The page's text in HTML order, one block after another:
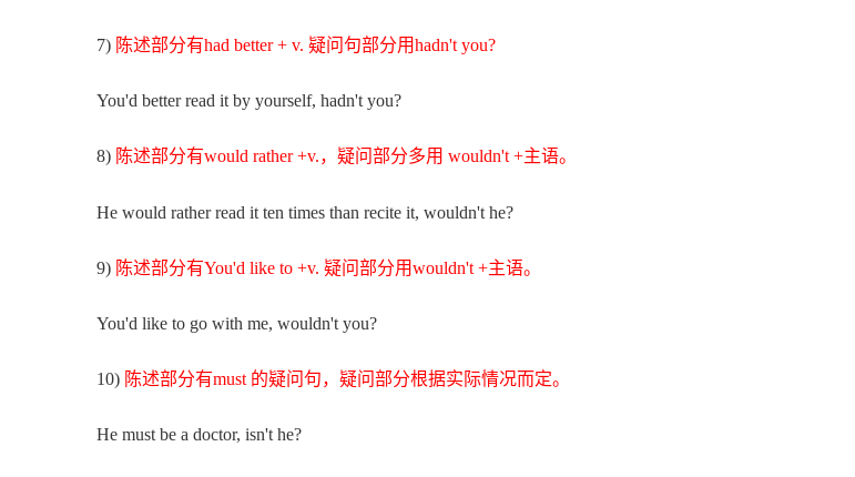
7) 陈述部分有had better + v. 疑问句部分用hadn't you?
You'd better read it by yourself, hadn't you?
8) 陈述部分有would rather +v.，疑问部分多用 wouldn't +主语。
He would rather read it ten times than recite it, wouldn't he?
9) 陈述部分有You'd like to +v. 疑问部分用wouldn't +主语。
You'd like to go with me, wouldn't you?
10) 陈述部分有must 的疑问句，疑问部分根据实际情况而定。
He must be a doctor, isn't he?